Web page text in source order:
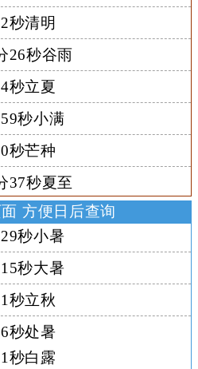
秒清明
26秒谷雨
秒立夏
秒小满
秒芒种
37秒夏至
方便日后查询
秒小暑
秒大暑
秒立秋
秒处暑
秒白露